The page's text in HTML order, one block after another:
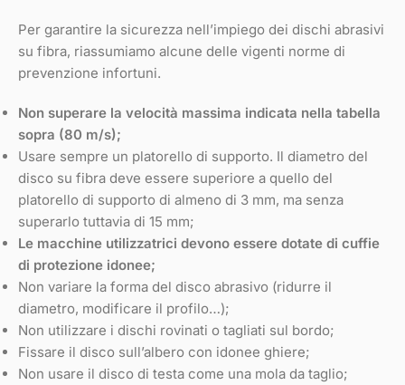
Per garantire la sicurezza nell’impiego dei dischi abrasivi
su fibra, riassumiamo alcune delle vigenti norme di
prevenzione infortuni.
Non superare la velocità massima indicata nella tabella
sopra (80 m/s);
Usare sempre un platorello di supporto. Il diametro del
disco su fibra deve essere superiore a quello del
platorello di supporto di almeno di 3 mm, ma senza
superarlo tuttavia di 15 mm;
Le macchine utilizzatrici devono essere dotate di cuffie
di protezione idonee;
Non variare la forma del disco abrasivo (ridurre il
diametro, modificare il profilo…);
Non utilizzare i dischi rovinati o tagliati sul bordo;
Fissare il disco sull’albero con idonee ghiere;
Non usare il disco di testa come una mola da taglio;